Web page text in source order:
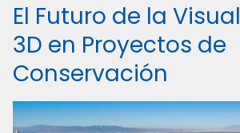
El Futuro de la
3D en Proyectos de
Conservación